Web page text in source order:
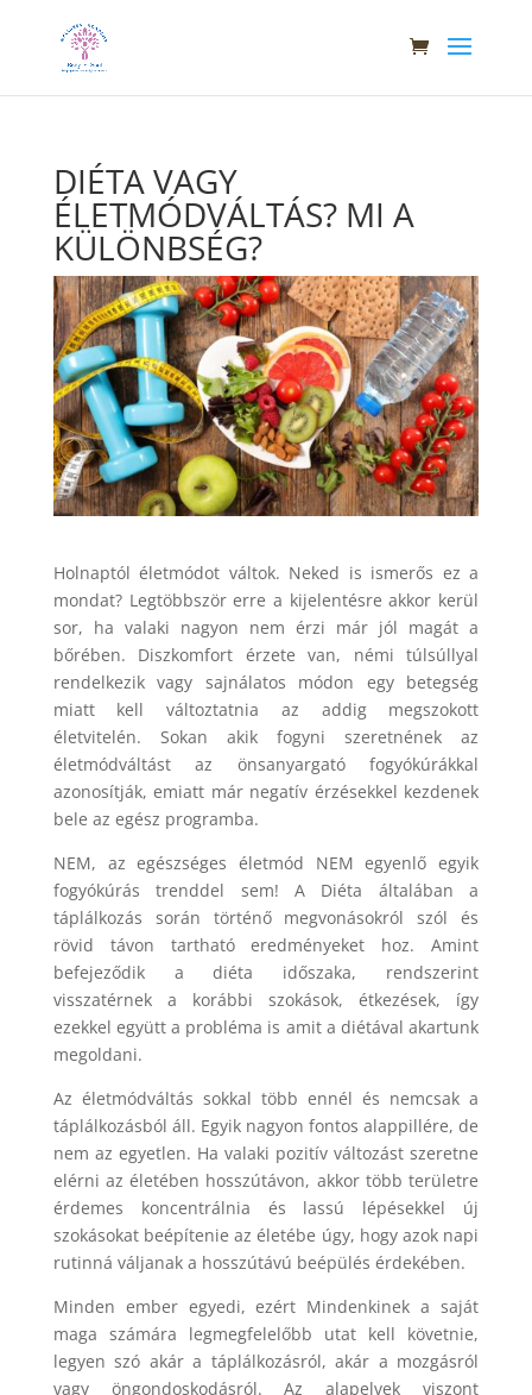
DIÉTA VAGY
ÉLETMÓDVÁLTÁS? MI A
KÜLÖNBSÉG?
Holnaptól életmódot váltok. Neked is ismerős ez a
mondat? Legtöbbször erre a kijelentésre akkor kerül
sor, ha valaki nagyon nem érzi már jól magát a
bőrében. Diszkomfort érzete van, némi túlsúllyal
rendelkezik vagy sajnálatos módon egy betegség
miatt kell változtatnia az addig megszokott
életvitelén. Sokan akik fogyni szeretnének az
életmódváltást az önsanyargató fogyókúrákkal
azonosítják, emiatt már negatív érzésekkel kezdenek
bele az egész programba.
NEM, az egészséges életmód NEM egyenlő egyik
fogyókúrás trenddel sem! A Diéta általában a
táplálkozás során történő megvonásokról szól és
rövid távon tartható eredményeket hoz. Amint
befejeződik a diéta időszaka, rendszerint
visszatérnek a korábbi szokások, étkezések, így
ezekkel együtt a probléma is amit a diétával akartunk
megoldani.
Az életmódváltás sokkal több ennél és nemcsak a
táplálkozásból áll. Egyik nagyon fontos alappillére, de
nem az egyetlen. Ha valaki pozitív változást szeretne
elérni az életében hosszútávon, akkor több területre
érdemes koncentrálnia és lassú lépésekkel új
szokásokat beépítenie az életébe úgy, hogy azok napi
rutinná váljanak a hosszútávú beépülés érdekében.
Minden ember egyedi, ezért Mindenkinek a saját
maga számára legmegfelelőbb utat kell követnie,
legyen szó akár a táplálkozásról, akár a mozgásról
vagy öngondoskodásról. Az alapelvek viszont